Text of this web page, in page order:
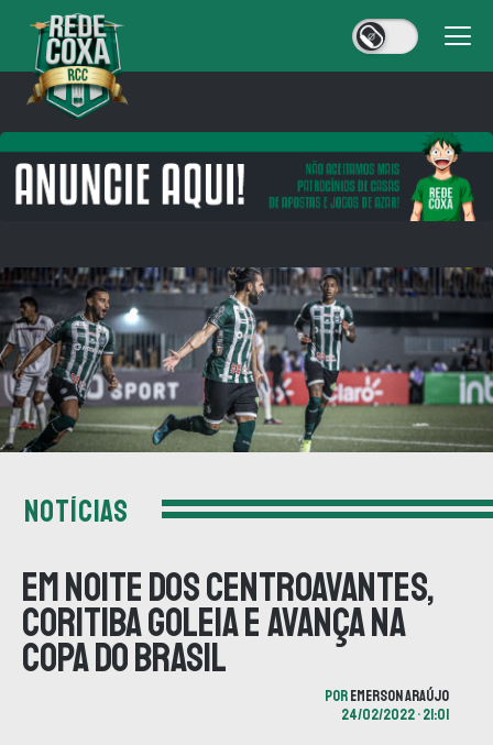
NOTÍCIAS
Em noite dos centroavantes,
Coritiba goleia e avança na
Copa do Brasil
POREMERSON ARAÚJO
24/02/2022 • 21:01